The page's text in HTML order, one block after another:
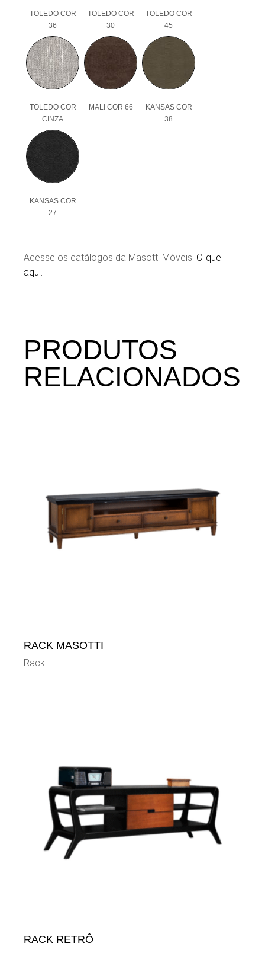
TOLEDO COR
36
TOLEDO COR
30
TOLEDO COR
45
TOLEDO COR
CINZA
MALI COR 66
KANSAS COR
38
KANSAS COR
27
Acesse os catálogos da Masotti Móveis. Clique
aqui.
PRODUTOS
RELACIONADOS
RACK MASOTTI
Rack
RACK RETRÔ